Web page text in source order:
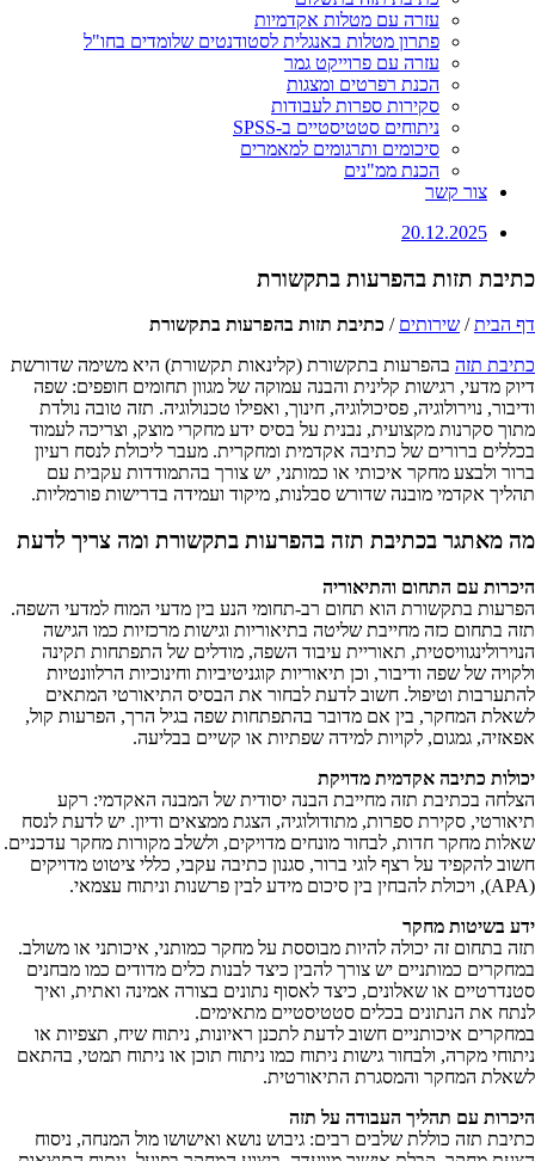
עזרה עם מטלות אקדמיות
פתרון מטלות באנגלית לסטודנטים שלומדים בחו"ל
עזרה עם פרוייקט גמר
הכנת רפרטים ומצגות
סקירות ספרות לעבודות
ניתוחים סטטיסטיים ב-SPSS
סיכומים ותרגומים למאמרים
הכנת ממ"נים
צור קשר
20.12.2025
כתיבת תזות בהפרעות בתקשורת
דף הבית/ שירותים / כתיבת תזות בהפרעות בתקשורת
כתיבת תזה בהפרעות בתקשורת (קלינאות תקשורת) היא משימה שדורשת
דיוק מדעי, רגישות קלינית והבנה עמוקה של מגוון תחומים חופפים: שפה
ודיבור, נוירולוגיה, פסיכולוגיה, חינוך, ואפילו טכנולוגיה. תזה טובה נולדת
מתוך סקרנות מקצועית, נבנית על בסיס ידע מחקרי מוצק, וצריכה לעמוד
בכללים ברורים של כתיבה אקדמית ומחקרית. מעבר ליכולת לנסח רעיון
ברור ולבצע מחקר איכותי או כמותני, יש צורך בהתמודדות עקבית עם
תהליך אקדמי מובנה שדורש סבלנות, מיקוד ועמידה בדרישות פורמליות.
מה מאתגר בכתיבת תזה בהפרעות בתקשורת ומה צריך לדעת
היכרות עם התחום והתיאוריה
הפרעות בתקשורת הוא תחום רב-תחומי הנע בין מדעי המוח למדעי השפה.
תזה בתחום כזה מחייבת שליטה בתיאוריות וגישות מרכזיות כמו הגישה
הנוירולינגוויסטית, תאוריית עיבוד השפה, מודלים של התפתחות תקינה
ולקויה של שפה ודיבור, וכן תיאוריות קוגניטיביות וחינוכיות הרלוונטיות
להתערבות וטיפול. חשוב לדעת לבחור את הבסיס התיאורטי המתאים
לשאלת המחקר, בין אם מדובר בהתפתחות שפה בגיל הרך, הפרעות קול,
אפאזיה, גמגום, לקויות למידה שפתיות או קשיים בבליעה.
יכולות כתיבה אקדמית מדויקת
הצלחה בכתיבת תזה מחייבת הבנה יסודית של המבנה האקדמי: רקע
תיאורטי, סקירת ספרות, מתודולוגיה, הצגת ממצאים ודיון. יש לדעת לנסח
שאלות מחקר חדות, לבחור מונחים מדויקים, ולשלב מקורות מחקר עדכניים.
חשוב להקפיד על רצף לוגי ברור, סגנון כתיבה עקבי, כללי ציטוט מדויקים
(APA), ויכולת להבחין בין סיכום מידע לבין פרשנות וניתוח עצמאי.
ידע בשיטות מחקר
תזה בתחום זה יכולה להיות מבוססת על מחקר כמותני, איכותני או משולב.
במחקרים כמותניים יש צורך להבין כיצד לבנות כלים מדודים כמו מבחנים
סטנדרטיים או שאלונים, כיצד לאסוף נתונים בצורה אמינה ואתית, ואיך
לנתח את הנתונים בכלים סטטיסטיים מתאימים.
במחקרים איכותניים חשוב לדעת לתכנן ראיונות, ניתוח שיח, תצפיות או
ניתוחי מקרה, ולבחור גישות ניתוח כמו ניתוח תוכן או ניתוח תמטי, בהתאם
לשאלת המחקר והמסגרת התיאורטית.
היכרות עם תהליך העבודה על תזה
כתיבת תזה כוללת שלבים רבים: גיבוש נושא ואישושו מול המנחה, ניסוח